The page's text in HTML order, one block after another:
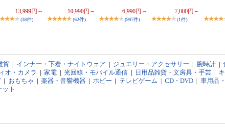
13,999円～
(38件)
10,990円～
(62件)
6,990円～
(997件)
7,000円～
(1件)
貨 | インナー・下着・ナイトウェア | ジュエリー・アクセサリー | 腕時計 |
オ・カメラ | 家電 | 光回線・モバイル通信 | 日用品雑貨・文房具・手芸 |
| おもちゃ | 楽器・音響機器 | ホビー | テレビゲーム | CD・DVD | 車用品
ット